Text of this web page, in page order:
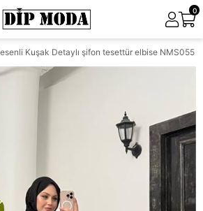
0
Kuşak Detaylı şifon tesettür elbise NMS055